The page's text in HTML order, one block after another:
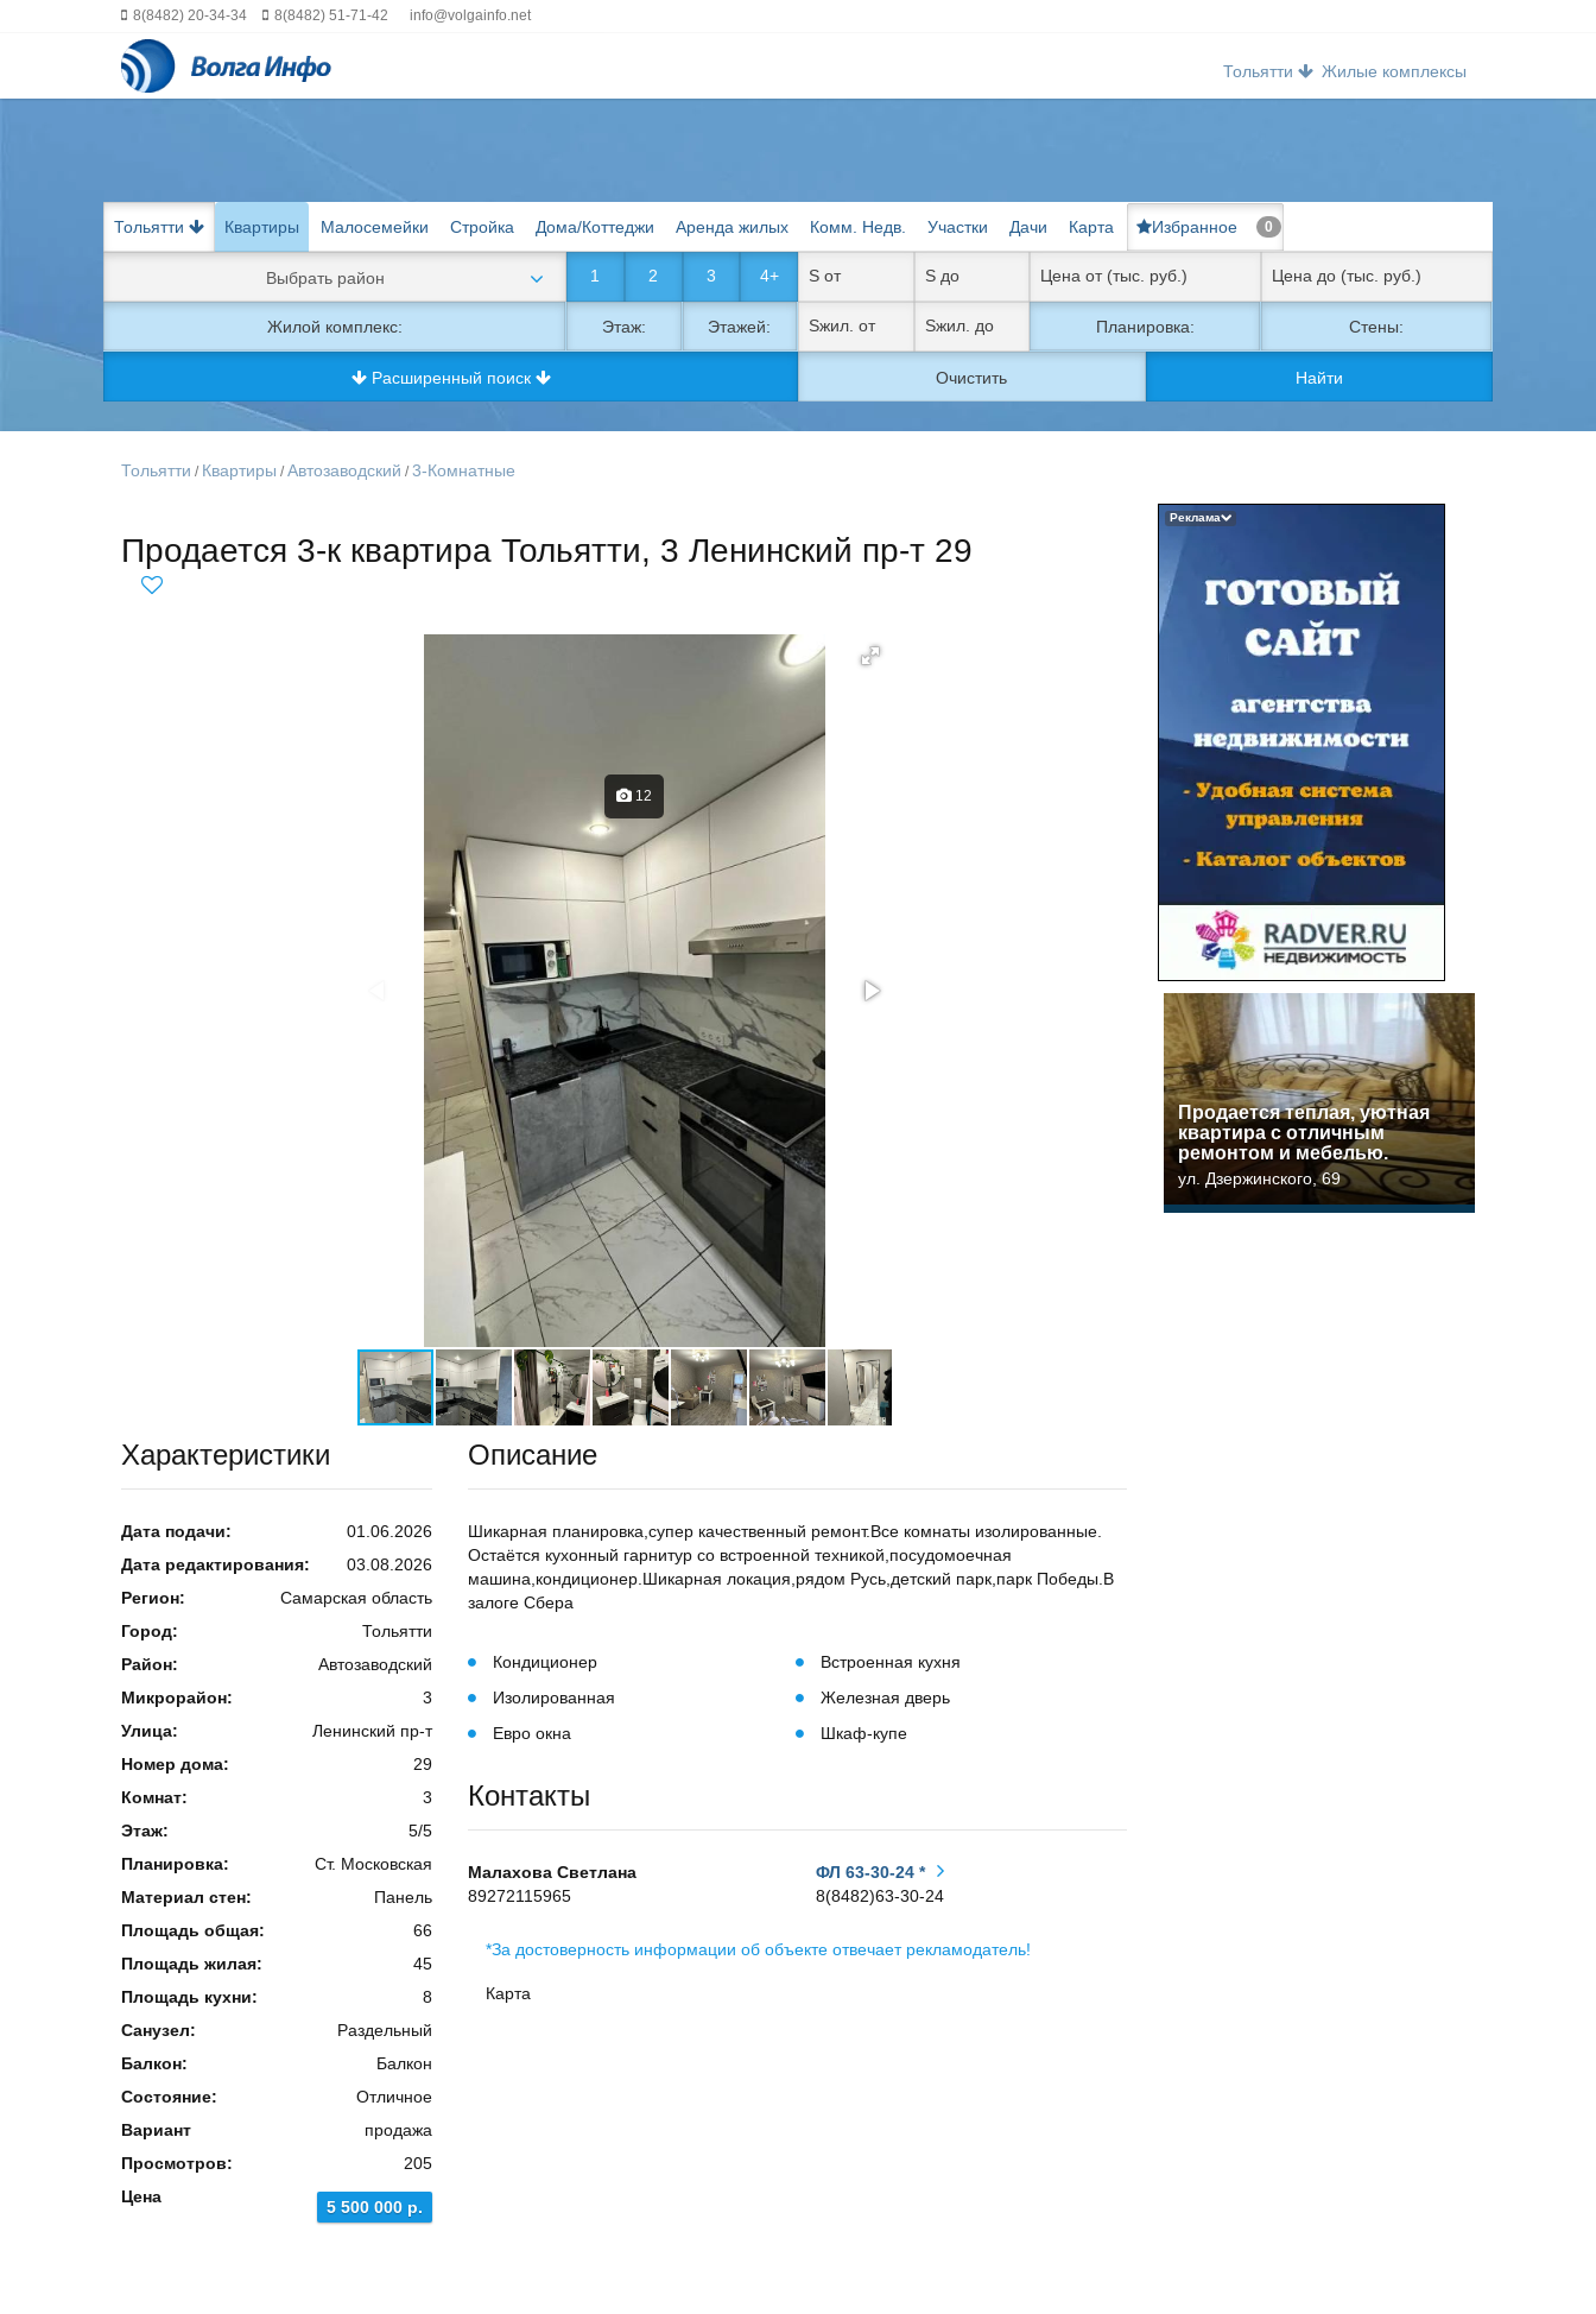
8(8482) 20-34-34 8(8482) 51-71-42 info@volgainfo.net
Тольятти Жилые комплексы
Тольятти Квартиры Малосемейки Стройка Дома/Коттеджи Аренда жилых Комм. Недв. Участки Дачи Карта Избранное 0
Выбрать район
Жилой комплекс:
1 2 3 4+
Этаж: Этажей: Планировка: Стены:
Расширенный поиск Очистить Найти
Тольятти / Квартиры /Автозаводский /3-Комнатные
Продается 3-к квартира Тольятти, 3 Ленинский пр-т 29
12
Характеристики
Дата подачи:
01.06.2026
Дата редактирования:
03.08.2026
Регион:
Самарская область
Город:
Тольятти
Район:
Автозаводский
Микрорайон:
3
Улица:
Ленинский пр-т
Номер дома:
29
Комнат:
3
Этаж:
5/5
Планировка:
Ст. Московская
Материал стен:
Панель
Площадь общая:
66
Площадь жилая:
45
Площадь кухни:
8
Санузел:
Раздельный
Балкон:
Балкон
Состояние:
Отличное
Вариант
продажа
Просмотров:
205
Цена
5 500 000 р.
Описание
Шикарная планировка,супер качественный ремонт.Все комнаты изолированные.
Остаётся кухонный гарнитур со встроенной техникой,посудомоечная
машина,кондиционер.Шикарная локация,рядом Русь,детский парк,парк Победы.В
залоге Сбера
Кондиционер
Встроенная кухня
Изолированная
Железная дверь
Евро окна
Шкаф-купе
Контакты
Малахова Светлана
89272115965
ФЛ 63-30-24 *
8(8482)63-30-24
*За достоверность информации об объекте отвечает рекламодатель!
Карта
Реклама
Прoдaетcя тeплая, уютная
квартира c отличным
pемoнтом и мeбeлью.
ул. Дзержинского, 69